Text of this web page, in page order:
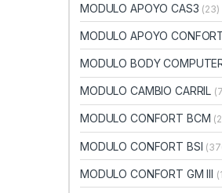
MODULO APOYO CAS3 (23)
MODULO APOYO
MODULO BODY
MODULO CAMBIO CARRIL
MODULO CONFORT BCM
MODULO CONFORT BSI
MODULO CONFORT GM III